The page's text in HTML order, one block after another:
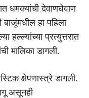
धमक्यांची देवाणघेवाण
हा पहिला
हल्ल्यांच्या प्रत्युत्तरात
मालिका डागली.
क्षेपणास्त्रे डागली.
असूनही